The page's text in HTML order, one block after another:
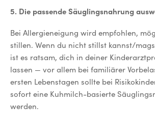
5. Die passende Säuglingsnahrung
Bei Allergieneigung wird empfohlen,
stillen. Wenn du nicht stillst kannst/
ist es ratsam, dich in deiner
lassen — vor allem bei familiärer
ersten Lebenstagen sollte bei
sofort eine Kuhmilch-basierte
werden.